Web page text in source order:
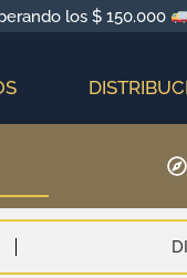
los $ 150.000